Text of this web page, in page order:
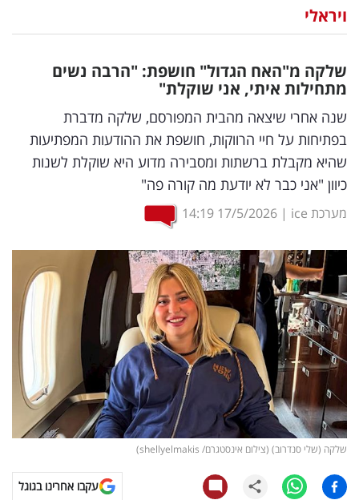
וצרכנות
דיגיטל
וטק
שיווק
ופרסום
משפט
מדדים
ומחקרים
דעות
רכילות
עסקית
קריפטו
ויראלי
טלוויזיה
ויראלי
שלקה מ"האח הגדול" חושפת: "הרבה נשים
מתחילות איתי, אני שוקלת"
שנה אחרי שיצאה מהבית המפורסם, שלקה מדברת
בפתיחות על חיי הרווקות, חושפת את ההודעות המפתיעות
שהיא מקבלת ברשתות ומסבירה מדוע היא שוקלת לשנות
כיוון "אני כבר לא יודעת מה קורה פה"
מערכת ice |
17/5/2026
14:19
שלקה (שלי סנדרוב) (צילום אינסטגרם/ shellyelmakis)
עקבו אחרינו בגוגל